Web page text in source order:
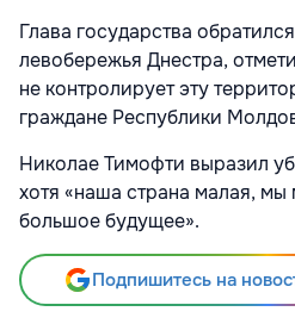
Глава государства
левобережья Днестра,
не контролирует эту
граждане Республики
Николае Тимофти выразил
хотя «наша страна малая,
большое будущее».
Подпишитесь на